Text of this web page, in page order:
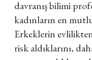
davranış bilimi
kadınların en
Erkeklerin
risk aldıklarını,